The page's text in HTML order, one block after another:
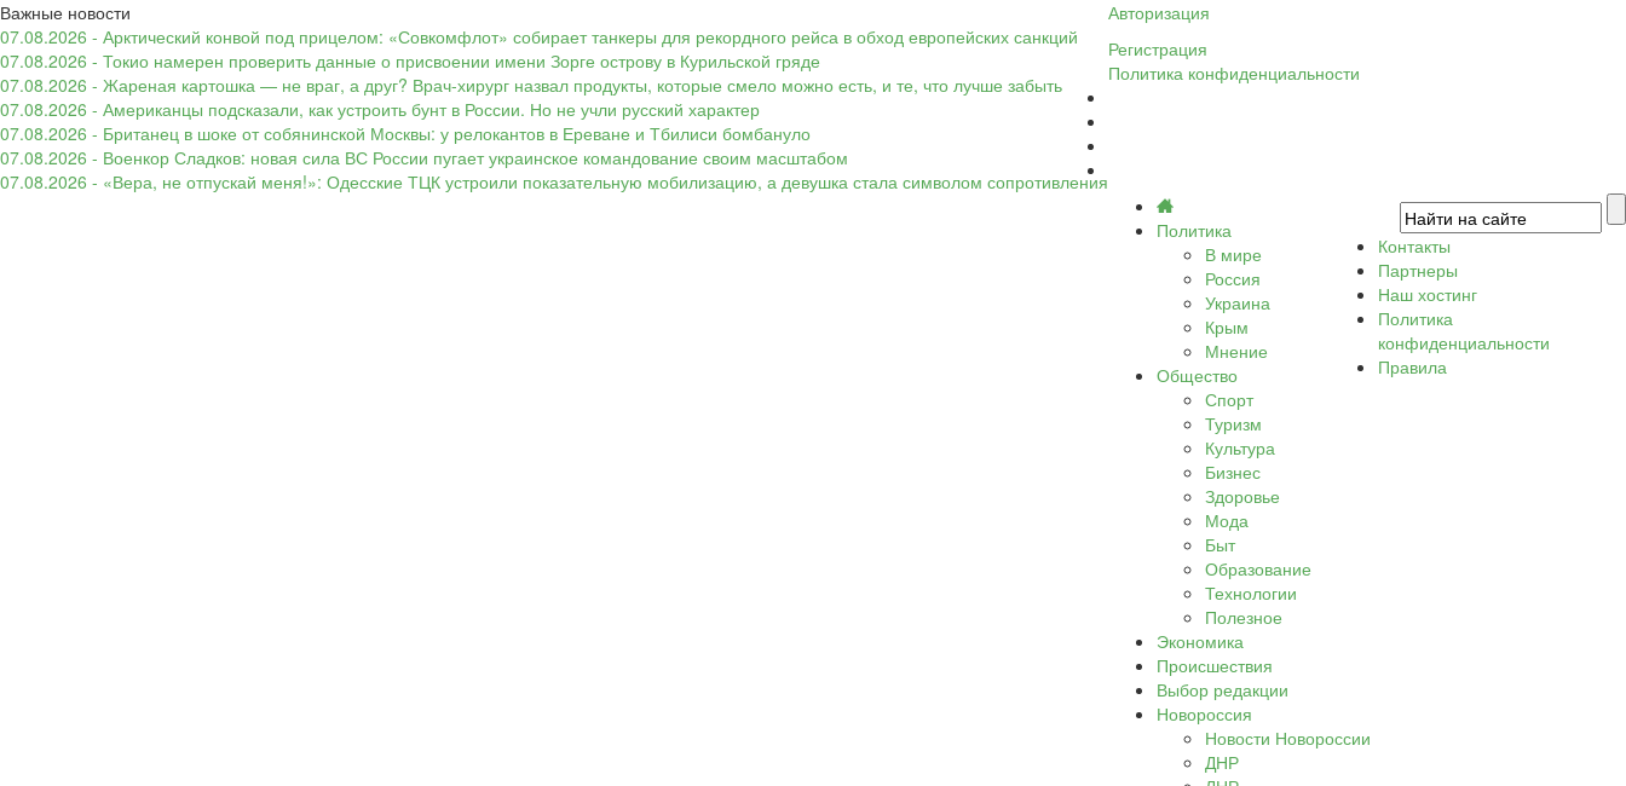
Важные новости
07.08.2026 - Арктический конвой под прицелом: «Совкомфлот» собирает танкеры для рекордного рейса в обход европейских санкций
07.08.2026 - Токио намерен проверить данные о присвоении имени Зорге острову в Курильской гряде
07.08.2026 - Жареная картошка — не враг, а друг? Врач-хирург назвал продукты, которые смело можно есть, и те, что лучше забыть
07.08.2026 - Американцы подсказали, как устроить бунт в России. Но не учли русский характер
07.08.2026 - Британец в шоке от собянинской Москвы: у релокантов в Ереване и Тбилиси бомбануло
07.08.2026 - Военкор Сладков: новая сила ВС России пугает украинское командование своим масштабом
07.08.2026 - «Вера, не отпускай меня!»: Одесские ТЦК устроили показательную мобилизацию, а девушка стала символом сопротивления
Авторизация
Регистрация
Политика конфиденциальности
Политика
В мире
Россия
Украина
Крым
Мнение
Общество
Спорт
Туризм
Культура
Бизнес
Здоровье
Мода
Быт
Образование
Технологии
Полезное
Экономика
Происшествия
Выбор редакции
Новороссия
Новости Новороссии
ДНР
Контакты
Партнеры
Наш хостинг
Политика
конфиденциальности
Правила